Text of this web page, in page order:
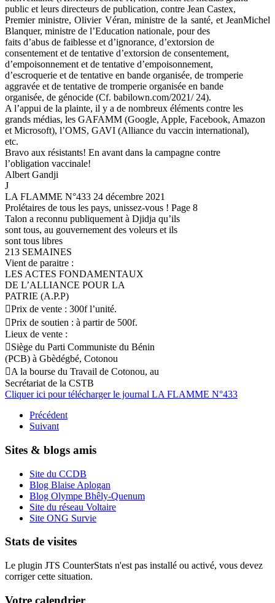
public et leurs directeurs de publication, contre Jean Castex,
Premier ministre, Olivier Véran, ministre de la santé, et JeanMichel
Blanquer, ministre de l’Education nationale, pour des
faits d’abus de faiblesse et d’ignorance, d’extorsion de
consentement et de tentative d’extorsion de consentement,
d’empoisonnement et de tentative d’empoisonnement,
d’escroquerie et de tentative en bande organisée, de tromperie
aggravée et de tentative de tromperie organisée en bande
organisée, de génocide (Cf. babilown.com/2021/ 24).
A l’appui de la plainte, il y a de nombreux éléments contre les
grands médias, les GAFAMM (Google, Apple, Facebook, Amazon
et Microsoft), l’OMS, GAVI (Alliance du vaccin international),
etc.
Bravo aux résistants! En avant dans la campagne contre
l’obligation vaccinale!
Albert Gandji
J
LA FLAMME N°433 24 décembre 2021
Prolétaires de tous les pays, unissez-vous ! Page 8
Talon a reconnu publiquement à Djidja qu’ils
sont tous, au gouvernement des voleurs et ils
sont tous libres
213 SEMAINES
Vient de paraitre :
LES ACTES FONDAMENTAUX
DE L’ALLIANCE POUR LA
PATRIE (A.P.P)
Prix de vente : 300f l’unité.
Prix de soutien : à partir de 500f.
Lieux de vente :
Siège du Parti Communiste du Bénin
(PCB) à Gbèdégbé, Cotonou
A la bourse du Travail de Cotonou, au
Secrétariat de la CSTB
Cliquer ici pour télécharger le journal LA FLAMME N°433
Précédent
Suivant
Sites & blogs amis
Site du CCDB
Blog Blaise Aplogan
Blog Olympe Bhêly-Quenum
Site du réseau Voltaire
Site ONG Survie
Stats de visites
Le plugin JTS CounterStats n'est pas installé ou activé, vous devez
corriger cette situation.
Votre calendrier